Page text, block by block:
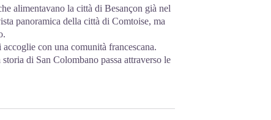
alimentavano la città di Besançon già nel
panoramica della città di Comtoise, ma
con una comunità francescana.
di San Colombano passa attraverso le